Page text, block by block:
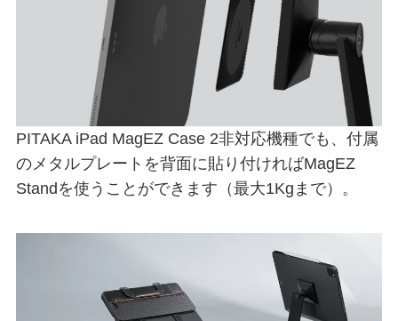
PITAKA iPad MagEZ Case 2非対応機種でも、付属
のメタルプレートを背面に貼り付ければMagEZ
Standを使うことができます（最大1Kgまで）。